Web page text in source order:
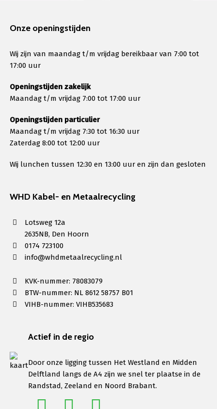
Onze openingstijden
Wij zijn van maandag t/m vrijdag bereikbaar van 7:00 tot
17:00 uur
Openingstijden zakelijk
Maandag t/m vrijdag 7:00 tot 17:00 uur
Openingstijden particulier
Maandag t/m vrijdag 7:30 tot 16:30 uur
Zaterdag 8:00 tot 12:00 uur
Wij lunchen tussen 12:30 en 13:00 uur en zijn dan gesloten
WHD Kabel- en Metaalrecycling
Lotsweg 12a
2635NB, Den Hoorn
0174 723100
info@whdmetaalrecycling.nl
KVK-nummer: 78083079
BTW-nummer: NL 8612 58757 B01
VIHB-nummer: VIHB535683
Actief in de regio
Door onze ligging tussen Het Westland en Midden
Delftland langs de A4 zijn we snel ter plaatse in de
Randstad, Zeeland en Noord Brabant.